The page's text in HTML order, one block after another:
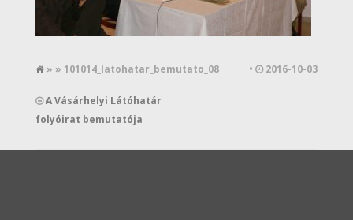
» » 101014_latohatar_bemutato_08 • 2016-10-03
A Vásárhelyi Látóhatár
folyóirat bemutatója